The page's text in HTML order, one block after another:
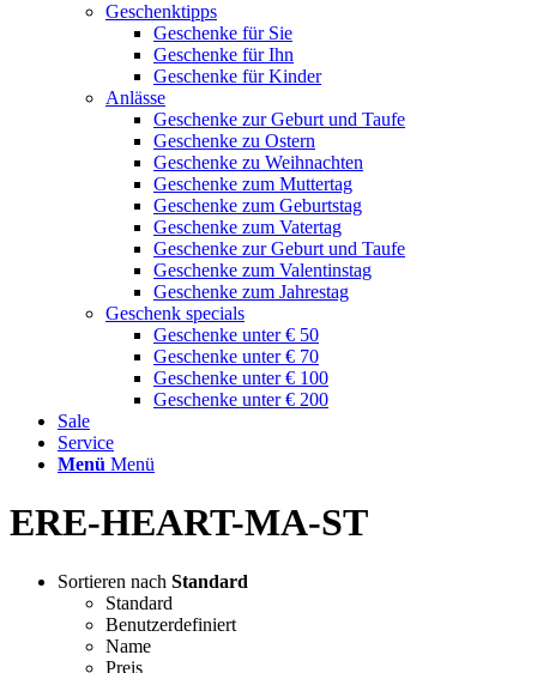
Geschenktipps
Geschenke für Sie
Geschenke für Ihn
Geschenke für Kinder
Anlässe
Geschenke zur Geburt und Taufe
Geschenke zu Ostern
Geschenke zu Weihnachten
Geschenke zum Muttertag
Geschenke zum Geburtstag
Geschenke zum Vatertag
Geschenke zur Geburt und Taufe
Geschenke zum Valentinstag
Geschenke zum Jahrestag
Geschenk specials
Geschenke unter € 50
Geschenke unter € 70
Geschenke unter € 100
Geschenke unter € 200
Sale
Service
Menü Menü
ERE-HEART-MA-ST
Sortieren nach Standard
Standard
Benutzerdefiniert
Name
Preis